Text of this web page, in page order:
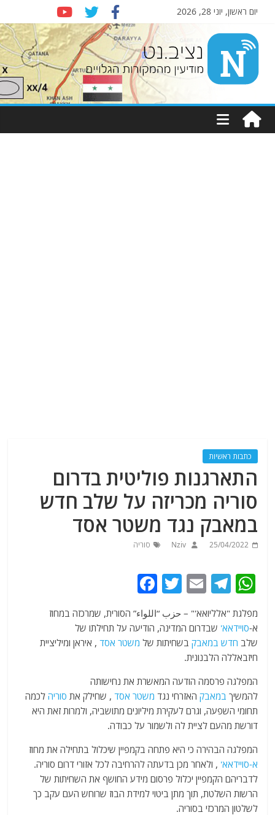
יום ראשון, יוני 28, 2026
Nziv.net
מודיעין
מהמקורות
כתבות ראשיות
התארגנות פוליטית בדרום
סוריה מכריזה על שלב חדש
במאבק נגד משטר אסד
25/04/2022
Nziv סוריה
W
at
s
A
p
p
T
e
g
ra
m
E
ai
l
T
w
itt
er
c
e
o
o
k
מפלגת "אלליואא'" – حزب “اللواء” הסורית, שמרכזה במחוז
א-סויידאא' שבדרום המדינה, הודיעה על תחילתו של
שלב חדש במאבק בשחיתות של משטר אסד , איראן ומיליציית
חיזבאללה הלבנונית.
המפלגה פרסמה הודעה המאשרת את נחישותה
להמשיך במאבק האזרחי נגד משטר אסד , שחילק את סוריה לכמה
תחומי השפעה, וגרם לעקירת מיליונים מתושביה, ולמרות זאת היא
דורשת מהעם לציית לה ולשמור על כבודה.
המפלגה הבהירה כי היא פתחה בקמפיין שיכלול בתחילה את מחוז
א-סויידאא' , ולאחר מכן בדעתה להרחיבה לכל אזורי דרום סוריה.
לדבריהם הקמפיין יכלול פרסום מידע החושף את השחיתות של
הרשות השלטת, תוך מתן ביטוי למידת הבוז שרוחש העם עקב כך
לשלטון המרכזי בסוריה.